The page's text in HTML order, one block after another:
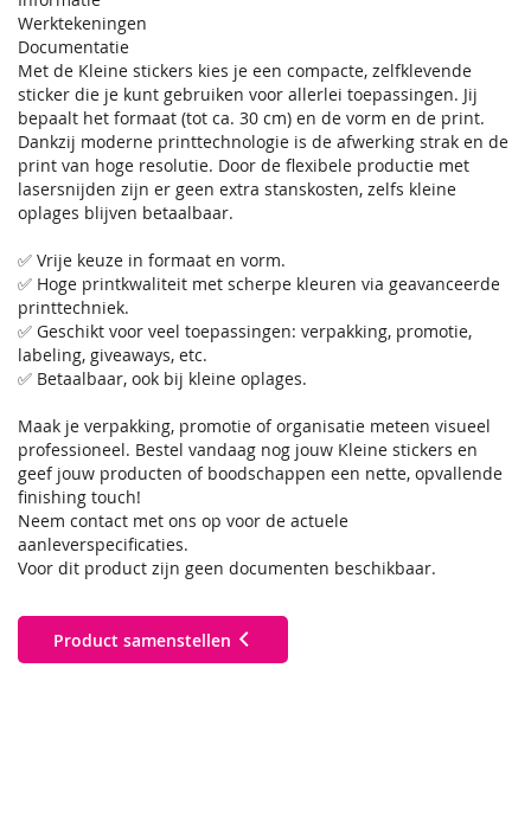
Werktekeningen
Documentatie
Met de Kleine stickers kies je een compacte, zelfklevende
sticker die je kunt gebruiken voor allerlei toepassingen. Jij
bepaalt het formaat (tot ca. 30 cm) en de vorm en de print.
Dankzij moderne printtechnologie is de afwerking strak en de
print van hoge resolutie. Door de flexibele productie met
lasersnijden zijn er geen extra stanskosten, zelfs kleine
oplages blijven betaalbaar.
✅ Vrije keuze in formaat en vorm.
✅ Hoge printkwaliteit met scherpe kleuren via geavanceerde
printtechniek.
✅ Geschikt voor veel toepassingen: verpakking, promotie,
labeling, giveaways, etc.
✅ Betaalbaar, ook bij kleine oplages.
Maak je verpakking, promotie of organisatie meteen visueel
professioneel. Bestel vandaag nog jouw Kleine stickers en
geef jouw producten of boodschappen een nette, opvallende
finishing touch!
Neem contact met ons op voor de actuele
aanleverspecificaties.
Voor dit product zijn geen documenten beschikbaar.
Product samenstellen